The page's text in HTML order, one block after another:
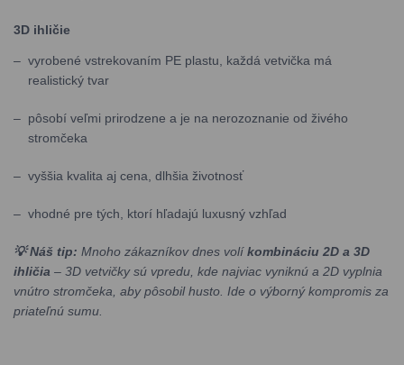
3D ihličie
vyrobené vstrekovaním PE plastu, každá vetvička má
realistický tvar
pôsobí veľmi prirodzene a je na nerozoznanie od živého
stromčeka
vyššia kvalita aj cena, dlhšia životnosť
vhodné pre tých, ktorí hľadajú luxusný vzhľad
💡 Náš tip: Mnoho zákazníkov dnes volíkombináciu 2D a 3D
ihličia – 3D vetvičky sú vpredu, kde najviac vyniknú a 2D vyplnia
vnútro stromčeka, aby pôsobil husto. Ide o výborný kompromis za
priateľnú sumu.